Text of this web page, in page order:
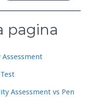
pagina
Assessment
Assessment vs Pen